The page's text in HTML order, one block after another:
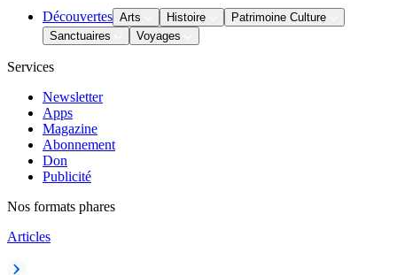
Découvertes Arts Histoire
Patrimoine Culture
Sanctuaires
Voyages
Services
Newsletter
Apps
Magazine
Abonnement
Don
Publicité
Nos formats phares
Articles